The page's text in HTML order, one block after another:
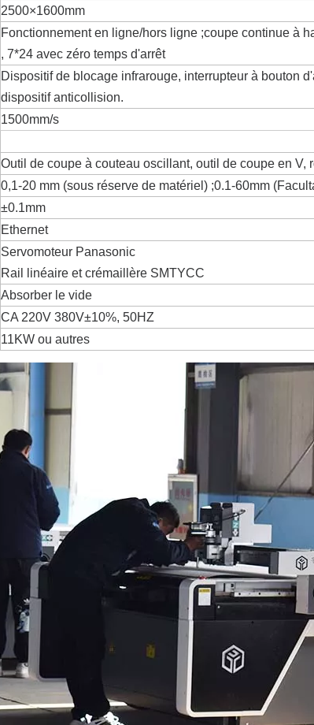
2500×1600mm
Fonctionnement en ligne/hors ligne ;coupe continue à
, 7*24 avec zéro temps d'arrêt
Dispositif de blocage infrarouge, interrupteur à bouton
dispositif anticollision.
1500mm/s
Outil de coupe à couteau oscillant, outil de coupe en V,
0,1-20 mm (sous réserve de matériel) ;0.1-60mm
±0.1mm
Ethernet
Servomoteur Panasonic
Rail linéaire et crémaillère SMTYCC
Absorber le vide
CA 220V 380V±10%, 50HZ
11KW ou autres